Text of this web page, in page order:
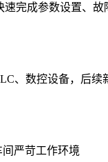
完成参数设置、
、数控设备，后续
严苛工作环境